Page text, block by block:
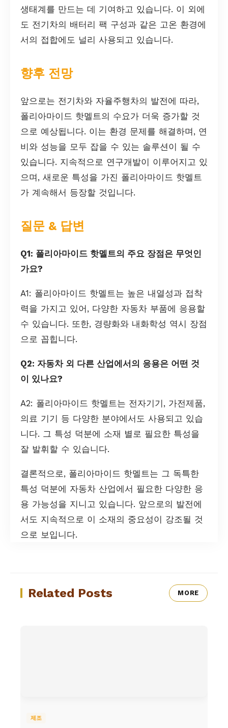
생태계를 만드는 데 기여하고 있습니다. 이 외에
도 전기차의 배터리 팩 구성과 같은 고온 환경에
서의 접합에도 널리 사용되고 있습니다.
향후 전망
앞으로는 전기차와 자율주행차의 발전에 따라,
폴리아마이드 핫멜트의 수요가 더욱 증가할 것
으로 예상됩니다. 이는 환경 문제를 해결하며, 연
비와 성능을 모두 잡을 수 있는 솔루션이 될 수
있습니다. 지속적으로 연구개발이 이루어지고 있
으며, 새로운 특성을 가진 폴리아마이드 핫멜트
가 계속해서 등장할 것입니다.
질문 & 답변
Q1: 폴리아마이드 핫멜트의 주요 장점은 무엇인
가요?
A1: 폴리아마이드 핫멜트는 높은 내열성과 접착
력을 가지고 있어, 다양한 자동차 부품에 응용할
수 있습니다. 또한, 경량화와 내화학성 역시 장점
으로 꼽힙니다.
Q2: 자동차 외 다른 산업에서의 응용은 어떤 것
이 있나요?
A2: 폴리아마이드 핫멜트는 전자기기, 가전제품,
의료 기기 등 다양한 분야에서도 사용되고 있습
니다. 그 특성 덕분에 소재 별로 필요한 특성을
잘 발휘할 수 있습니다.
결론적으로, 폴리아마이드 핫멜트는 그 독특한
특성 덕분에 자동차 산업에서 필요한 다양한 응
용 가능성을 지니고 있습니다. 앞으로의 발전에
서도 지속적으로 이 소재의 중요성이 강조될 것
으로 보입니다.
Related Posts MORE
제조